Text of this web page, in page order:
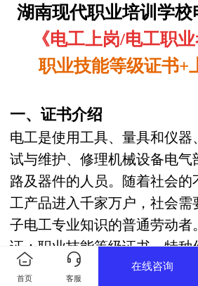
湖南现代职业培训学校
《电工上岗/电工职业
职业技能等级证书+
一、证书介绍
电工是使用工具、量具和仪器
试与维护、修理机械设备电气
路及器件的人员。随着社会的
工产品进入千家万户，社会需
子电工专业知识的普通劳动者
证：职业技能等级证书、特种
首页 客服
在线咨询